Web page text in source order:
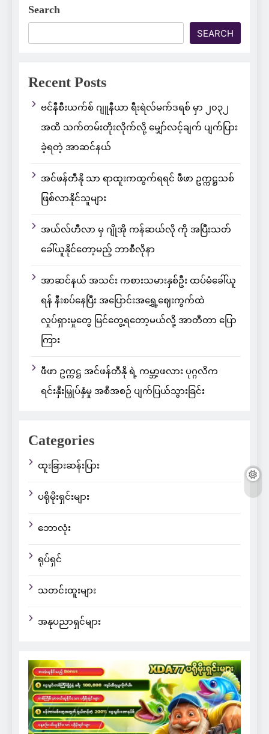
Search
SEARCH
Recent Posts
ဗင်နီစီးယက်စ် ဂျူနီယာ ရီးရဲလ်မက်ဒရစ် မှာ ၂၀၃၂
အထိ သက်တမ်းတိုးလိုက်လို့ မျှော်လင့်ချက် ပျက်ပြား
ခဲ့ရတဲ့ အာဆင်နယ်
အင်ဖန်တီနို သာ ရာထူးကထွက်ရရင် ဖီဖာ ဥက္ကဋ္ဌသစ်
ဖြစ်လာနိုင်သူများ
အယ်လ်ဟီလာ မှ ဂျိုအို ကန်ဆယ်လို ကို အပြီးသတ်
ခေါ်ယူနိုင်တော့မည့် ဘာစီလိုနာ
အာဆင်နယ် အသင်း ကစားသမားနှစ်ဦး ထပ်မံခေါ်ယူ
ရန် နီးစပ်နေပြီး အပြောင်းအရွှေ့ဈေးကွက်ထဲ
လှုပ်ရှားမှုတွေ မြင်တွေ့ရတော့မယ်လို့ အာတီတာ ပြော
ကြား
ဖီဖာ ဥက္ကဋ္ဌ အင်ဖန်တီနို ရဲ့ ကမ္ဘာ့ဖလား ပုဂ္ဂလိက
ရင်းနှီးမြှုပ်နှံမှု အစီအစဉ် ပျက်ပြယ်သွားခြင်း
Categories
ထူးခြားဆန်းပြား
ပရိုမိုးရှင်းများ
ဘောလုံး
ရုပ်ရှင်
သတင်းထူးများ
အနုပညာရှင်များ